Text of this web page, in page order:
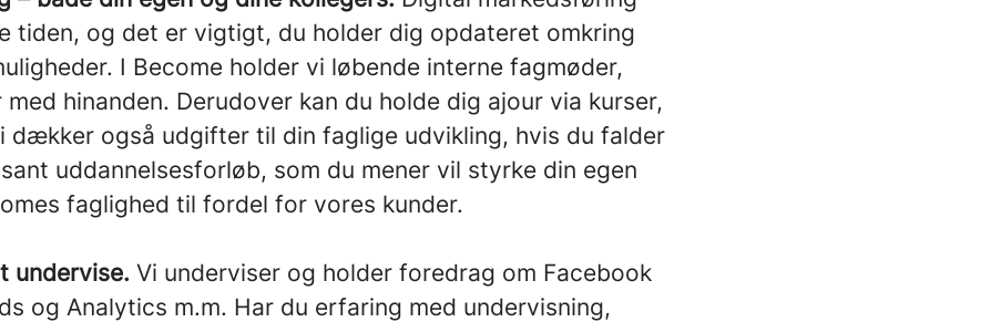
tiden, og det er vigtigt, du holder dig opdateret omkring
I Become holder vi løbende interne fagmøder,
hinanden. Derudover kan du holde dig ajour via kurser,
dækker også udgifter til din faglige udvikling, hvis du falder
uddannelsesforløb, som du mener vil styrke din egen
faglighed til fordel for vores kunder.
undervise. Vi underviser og holder foredrag om Facebook
og Analytics m.m. Har du erfaring med undervisning,